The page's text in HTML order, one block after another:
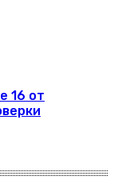
16 от